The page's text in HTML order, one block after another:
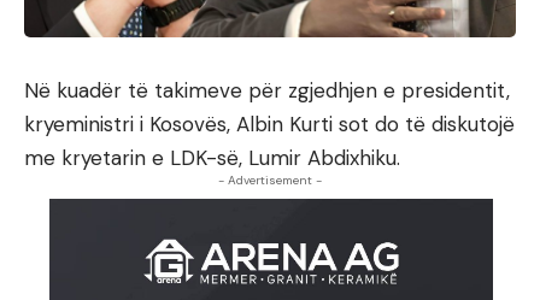
Në kuadër të takimeve për zgjedhjen e presidentit,
kryeministri i Kosovës, Albin Kurti sot do të diskutojë
me kryetarin e LDK-së, Lumir Abdixhiku.
- Advertisement -